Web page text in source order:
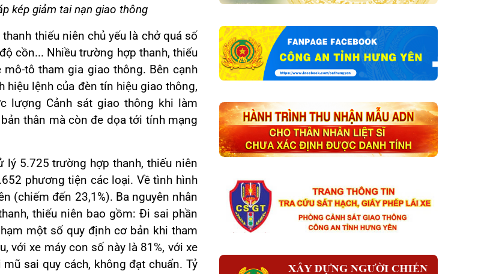
kép giảm tai nạn giao thông
thiếu niên chủ yếu là chở quá số
cồn... Nhiều trường hợp thanh, thiếu
tô tham gia giao thông. Bên cạnh
hiệu lệnh của đèn tín hiệu giao thông,
lượng Cảnh sát giao thông khi làm
thân mà còn đe dọa tới tính mạng
lý 5.725 trường hợp thanh, thiếu niên
phương tiện các loại. Về tình hình
(chiếm đến 23,1%). Ba nguyên nhân
thiếu niên bao gồm: Đi sai phần
một số quy định cơ bản khi tham
với xe máy con số này là 81%, với xe
sai quy cách, không đạt chuẩn. Tỷ